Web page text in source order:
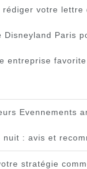
rédiger votre lettre
Disneyland Paris
entreprise
Evennements
nuit : avis et
stratégie